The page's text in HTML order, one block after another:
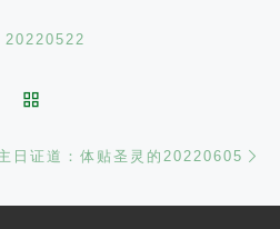
20220522
日证道：体贴圣灵的20220605